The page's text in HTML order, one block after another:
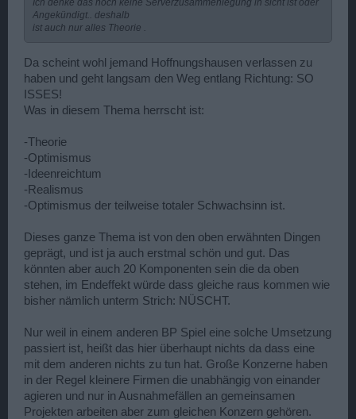
Ich denke das noch keine Serverzusammenlegung in sicht ist oder
Angekündigt.. deshalb
ist auch nur alles Theorie .
Da scheint wohl jemand Hoffnungshausen verlassen zu
haben und geht langsam den Weg entlang Richtung: SO
ISSES!
Was in diesem Thema herrscht ist:
-Theorie
-Optimismus
-Ideenreichtum
-Realismus
-Optimismus der teilweise totaler Schwachsinn ist.
Dieses ganze Thema ist von den oben erwähnten Dingen
geprägt, und ist ja auch erstmal schön und gut. Das
könnten aber auch 20 Komponenten sein die da oben
stehen, im Endeffekt würde dass gleiche raus kommen wie
bisher nämlich unterm Strich: NÜSCHT.
Nur weil in einem anderen BP Spiel eine solche Umsetzung
passiert ist, heißt das hier überhaupt nichts da dass eine
mit dem anderen nichts zu tun hat. Große Konzerne haben
in der Regel kleinere Firmen die unabhängig von einander
agieren und nur in Ausnahmefällen an gemeinsamen
Projekten arbeiten aber zum gleichen Konzern gehören.